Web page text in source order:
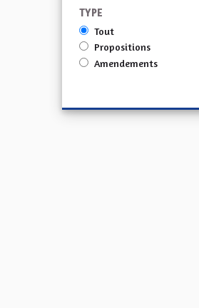
TYPE
Tout
Propositions
Amendements